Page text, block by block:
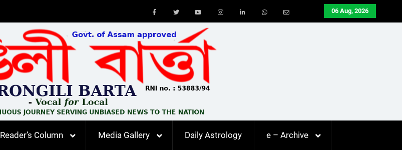
06 Aug, 2026
Youtube
Reader’s Column Media Gallery Daily Astrology e – Archive